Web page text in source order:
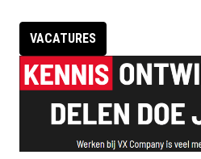
VACATURES